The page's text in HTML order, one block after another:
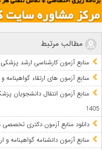
مطالب مرتبط
منابع آزمون کارشناسی ارشد پزشکی سال 1405
منابع آزمون های ارتقاء گواهینامه
منابع آزمون انتقال دانشجویان
1405
دانلود منابع آزمون دکتری تخصصی
منابع آزمون دانشنامه گواهینامه و